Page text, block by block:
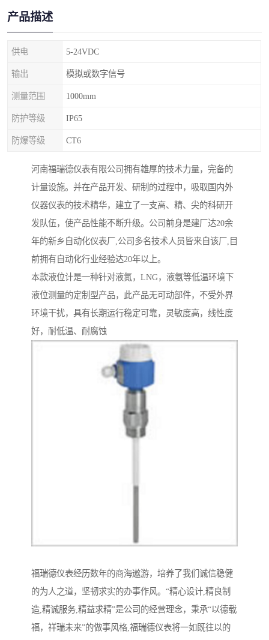
产品描述
供电 5-24VDC
输出 模拟或数字信号
测量范围 1000mm
防护等级 IP65
防爆等级 CT6
河南福瑞德仪表有限公司拥有雄厚的技术力量，完备的
计量设施。并在产品开发、研制的过程中，吸取国内外
仪器仪表的技术精华，建立了一支高、精、尖的科研开
发队伍，使产品性能不断升级。公司前身是建厂达20余
年的新乡自动化仪表厂,公司多名技术人员皆来自该厂,目
前拥有自动化行业经验达20年以上。
本款液位计是一种针对液氮，LNG，液氨等低温环境下
液位测量的定制型产品，此产品无可动部件，不受外界
环境干扰，具有长期运行稳定可靠，灵敏度高，线性度
好，耐低温、耐腐蚀
福瑞德仪表经历数年的商海遨游，培养了我们诚信稳健
的为人之道，坚韧求实的办事作风。“精心设计,精良制
造,精诚服务,精益求精”是公司的经营理念，秉承“以德载
福，祥瑞未来”的做事风格,福瑞德仪表将一如既往以的